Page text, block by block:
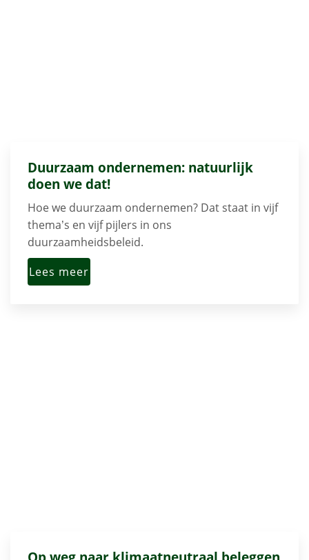
Duurzaam ondernemen: natuurlijk
doen we dat!
Hoe we duurzaam ondernemen? Dat staat in vijf
thema’s en vijf pijlers in ons
duurzaamheidsbeleid.
Lees meer